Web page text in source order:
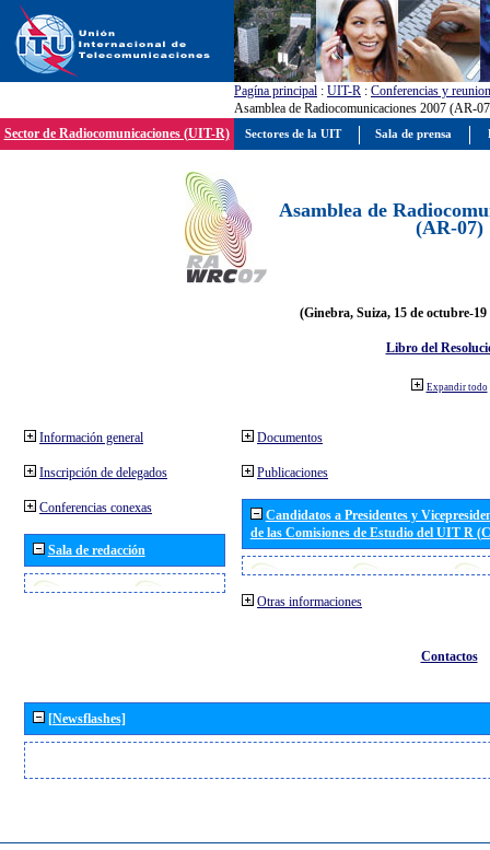
Pagína principal : UIT-R : Conferencias y
Asamblea de Radiocomunicaciones 2007 (AR-
Sector de Radiocomunicaciones (UIT-R)
Asamblea de
(AR-07)
(Ginebra, Suiza, 15 de octubre-19
Libro del
Expandir todo
Información general
Inscripción de delegados
Conferencias conexas
Sala de redacción
Documentos
Publicaciones
Candidatos a Presidentes y
de las Comisiones de Estudio del UIT R
Otras informaciones
Contactos
[Newsflashes]
Sectores de la UIT Sala de prensa